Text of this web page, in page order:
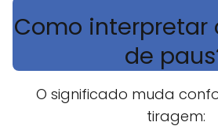
Como interpretar
de
O significado muda
tiragem: